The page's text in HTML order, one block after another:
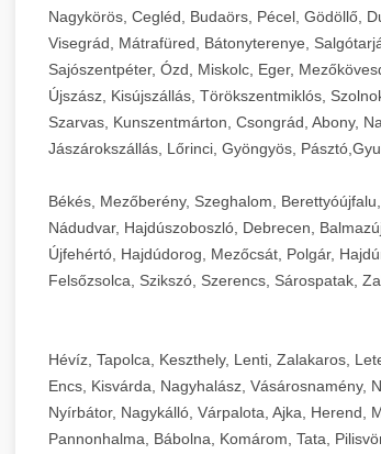
Nagykörös, Cegléd, Budaörs, Pécel, Gödöllő,
Visegrád, Mátrafüred, Bátonyterenye,
Sajószentpéter, Ózd, Miskolc, Eger,
Újszász, Kisújszállás, Törökszentmiklós,
Szarvas, Kunszentmárton, Csongrád, Abony,
Jászárokszállás, Lőrinci, Gyöngyös,
Békés, Mezőberény, Szeghalom,
Nádudvar, Hajdúszoboszló, Debrecen,
Újfehértó, Hajdúdorog, Mezőcsát, Polgár,
Felsőzsolca, Szikszó, Szerencs, Sárospatak,
Hévíz, Tapolca, Keszthely, Lenti, Zalakaros,
Encs, Kisvárda, Nagyhalász, Vásárosnamény,
Nyírbátor, Nagykálló, Várpalota, Ajka, Herend,
Pannonhalma, Bábolna, Komárom, Tata,